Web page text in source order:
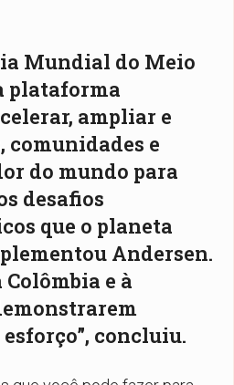
Mundial do Meio
plataforma
ampliar e
comunidades e
do mundo para
desafios
que o planeta
Andersen.
Colômbia e à
concluiu.